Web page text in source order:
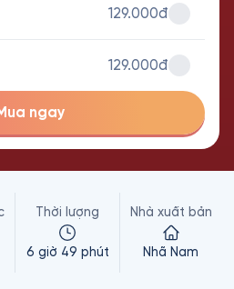
129.000đ
129.000đ
ngay
Thời lượng
6 giờ 49 phút
Nhà xuất bản
Nhã Nam